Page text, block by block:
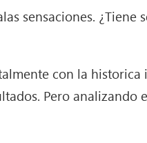
sensaciones. ¿Tiene
con la historica
Pero analizando